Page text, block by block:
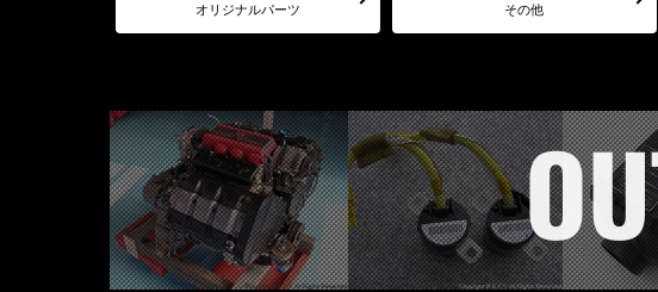
オリジナルパーツ その他